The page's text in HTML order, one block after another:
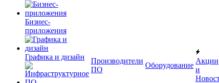
Бизнес-
приложения
Графика и дизайн
Производители
ПО
Оборудование
Акции
и